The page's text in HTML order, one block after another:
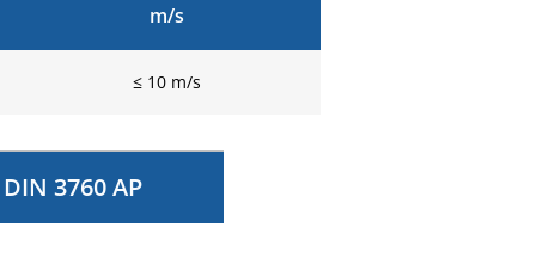
m/s
≤ 10 m/s
DIN 3760 AP